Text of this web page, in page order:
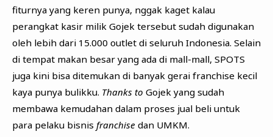
fiturnya yang keren punya, nggak kaget kalau
perangkat kasir milik Gojek tersebut sudah digunakan
oleh lebih dari 15.000 outlet di seluruh Indonesia. Selain
di tempat makan besar yang ada di mall-mall, SPOTS
juga kini bisa ditemukan di banyak gerai franchise kecil
kaya punya bulikku. Thanks to Gojek yang sudah
membawa kemudahan dalam proses jual beli untuk
para pelaku bisnis franchisedan UMKM.